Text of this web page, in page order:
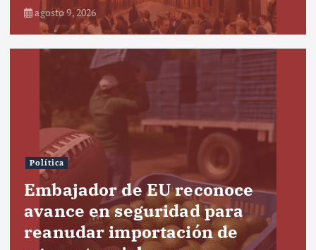
agosto 9, 2026
Política
Embajador de EU reconoce
avance en seguridad para
reanudar importación de